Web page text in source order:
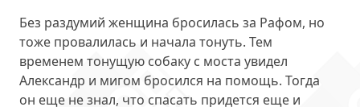
Без раздумий женщина бросилась за Рафом, но
тоже провалилась и начала тонуть. Тем
временем тонущую собаку с моста увидел
Александр и мигом бросился на помощь. Тогда
он еще не знал, что спасать придется еще и